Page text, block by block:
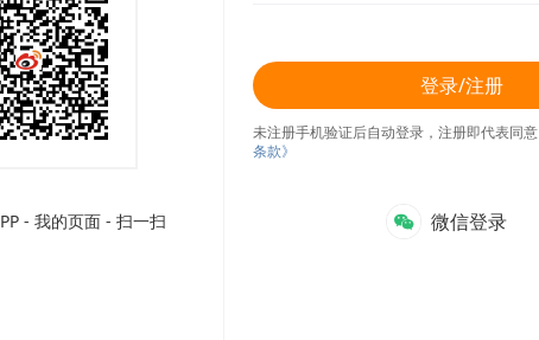
- 我的页面 - 扫一扫
登录/注册
未注册手机验证后自动登录，注册即代表同意
条款》
微信登录